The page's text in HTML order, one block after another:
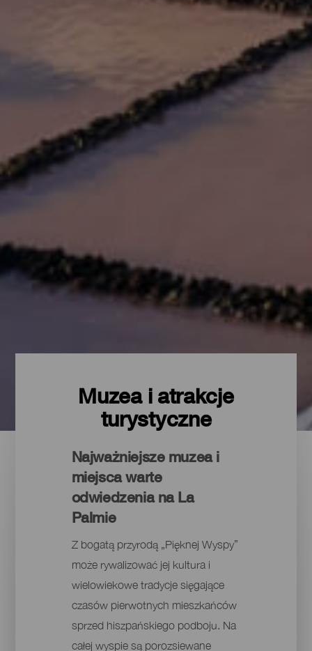
Muzea i atrakcje
turystyczne
Najważniejsze muzea i
miejsca warte
odwiedzenia na La
Palmie
Z bogatą przyrodą „Pięknej Wyspy”
może rywalizować jej kultura i
wielowiekowe tradycje sięgające
czasów pierwotnych mieszkańców
sprzed hiszpańskiego podboju. Na
całej wyspie są porozsiewane